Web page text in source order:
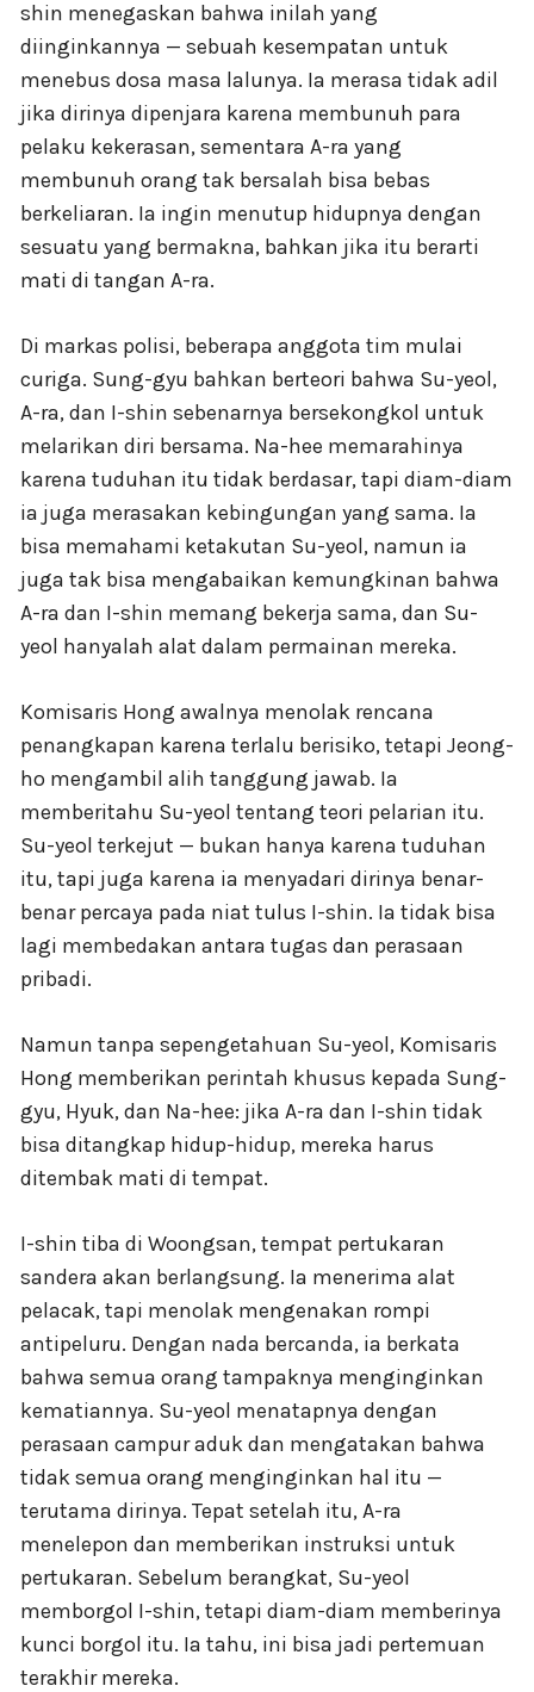
shin menegaskan bahwa inilah yang
diinginkannya — sebuah kesempatan untuk
menebus dosa masa lalunya. Ia merasa tidak adil
jika dirinya dipenjara karena membunuh para
pelaku kekerasan, sementara A-ra yang
membunuh orang tak bersalah bisa bebas
berkeliaran. Ia ingin menutup hidupnya dengan
sesuatu yang bermakna, bahkan jika itu berarti
mati di tangan A-ra.
Di markas polisi, beberapa anggota tim mulai
curiga. Sung-gyu bahkan berteori bahwa Su-yeol,
A-ra, dan I-shin sebenarnya bersekongkol untuk
melarikan diri bersama. Na-hee memarahinya
karena tuduhan itu tidak berdasar, tapi diam-diam
ia juga merasakan kebingungan yang sama. Ia
bisa memahami ketakutan Su-yeol, namun ia
juga tak bisa mengabaikan kemungkinan bahwa
A-ra dan I-shin memang bekerja sama, dan Su-
yeol hanyalah alat dalam permainan mereka.
Komisaris Hong awalnya menolak rencana
penangkapan karena terlalu berisiko, tetapi Jeong-
ho mengambil alih tanggung jawab. Ia
memberitahu Su-yeol tentang teori pelarian itu.
Su-yeol terkejut — bukan hanya karena tuduhan
itu, tapi juga karena ia menyadari dirinya benar-
benar percaya pada niat tulus I-shin. Ia tidak bisa
lagi membedakan antara tugas dan perasaan
pribadi.
Namun tanpa sepengetahuan Su-yeol, Komisaris
Hong memberikan perintah khusus kepada Sung-
gyu, Hyuk, dan Na-hee: jika A-ra dan I-shin tidak
bisa ditangkap hidup-hidup, mereka harus
ditembak mati di tempat.
I-shin tiba di Woongsan, tempat pertukaran
sandera akan berlangsung. Ia menerima alat
pelacak, tapi menolak mengenakan rompi
antipeluru. Dengan nada bercanda, ia berkata
bahwa semua orang tampaknya menginginkan
kematiannya. Su-yeol menatapnya dengan
perasaan campur aduk dan mengatakan bahwa
tidak semua orang menginginkan hal itu —
terutama dirinya. Tepat setelah itu, A-ra
menelepon dan memberikan instruksi untuk
pertukaran. Sebelum berangkat, Su-yeol
memborgol I-shin, tetapi diam-diam memberinya
kunci borgol itu. Ia tahu, ini bisa jadi pertemuan
terakhir mereka.